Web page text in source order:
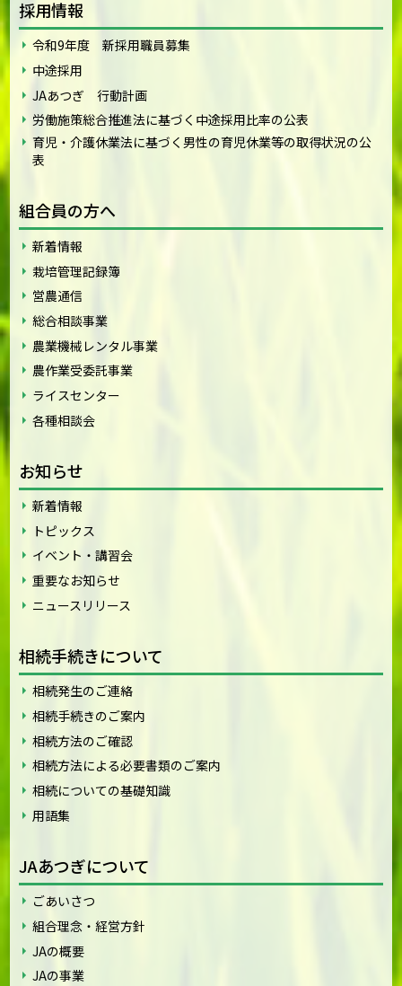
採用情報
令和9年度 新採用職員募集
中途採用
JAあつぎ 行動計画
労働施策総合推進法に基づく中途採用比率の公表
育児・介護休業法に基づく男性の育児休業等の取得状況の公
表
組合員の方へ
新着情報
栽培管理記録簿
営農通信
総合相談事業
農業機械レンタル事業
農作業受委託事業
ライスセンター
各種相談会
お知らせ
新着情報
トピックス
イベント・講習会
重要なお知らせ
ニュースリリース
相続手続きについて
相続発生のご連絡
相続手続きのご案内
相続方法のご確認
相続方法による必要書類のご案内
相続についての基礎知識
用語集
JAあつぎについて
ごあいさつ
組合理念・経営方針
JAの概要
JAの事業